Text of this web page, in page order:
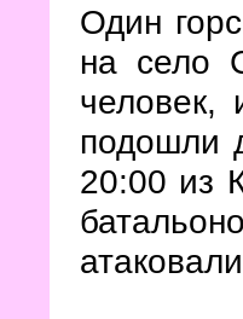
Один
на село
человек,
подошли
20:00 из